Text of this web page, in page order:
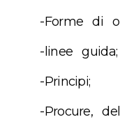
-Forme di
-linee guida;
-Principi;
-Procure,